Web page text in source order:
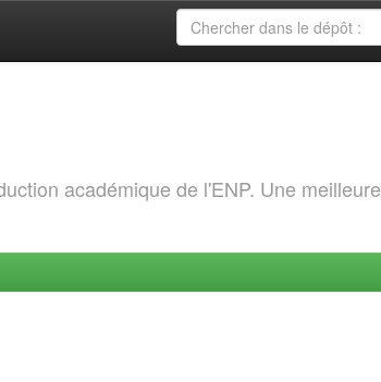
académique de l'ENP. Une meilleure